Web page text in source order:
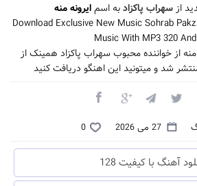
ازسهراب پاکزادبه اسمایرونه منه
Download Exclusive New Music Sohrab
Music With MP3 320
منه از خواننده محبوب سهراب پاکزاد همینک از
شد و میتونید این اهنگو دریافت کنید
27 می 2026 0
آهنگ با کیفیت 128